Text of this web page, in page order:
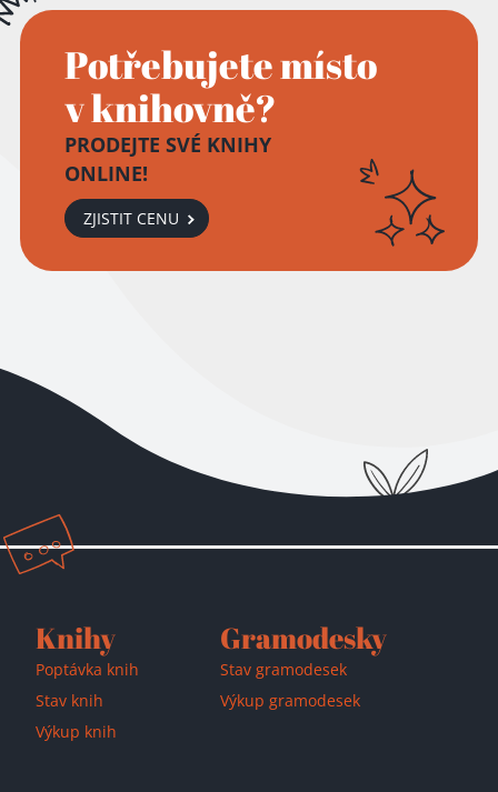
Potřebujete místo
v knihovně?
PRODEJTE SVÉ KNIHY
ONLINE!
ZJISTIT CENU
Knihy
Poptávka knih
Stav knih
Výkup knih
Gramodesky
Stav gramodesek
Výkup gramodesek